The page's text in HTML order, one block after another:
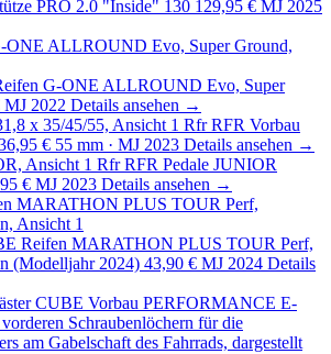
PRO 2.0 "Inside" 130 129,95 € MJ 2025
G-ONE ALLROUND Evo, Super
MJ 2022 Details ansehen →
Rfr RFR Vorbau
€ 55 mm · MJ 2023 Details ansehen →
Rfr RFR Pedale JUNIOR
€ MJ 2023 Details ansehen →
Reifen MARATHON PLUS TOUR Perf,
(Modelljahr 2024) 43,90 € MJ 2024 Details